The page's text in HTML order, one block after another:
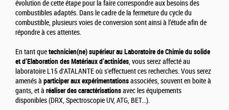
évolution de cette étape pour la faire correspondre aux besoins des
combustibles adaptés. Dans le cadre de la fermeture du cycle du
combustible, plusieurs voies de conversion sont ainsi à l’étude afin de
répondre à ces attentes.
En tant quetechnicien(ne) supérieur au Laboratoire de Chimie du solide
et d’Elaboration des Matériaux d’actinides, vous serez affecté au
laboratoire L15 d'ATALANTE où s'effectuent ces recherches. Vous serez
amenés à participer aux expérimentationsassociées, souvent en boite à
gants, et à réaliser des caractérisationsavec les équipements
disponibles (DRX, Spectroscopie UV, ATG, BET...).